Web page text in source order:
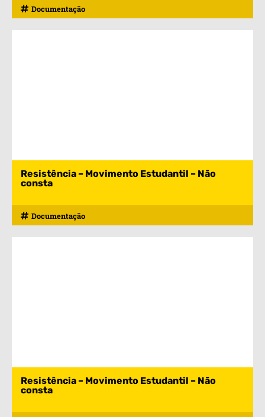
Documentação
Resistência – Movimento Estudantil – Não
consta
Documentação
Resistência – Movimento Estudantil – Não
consta